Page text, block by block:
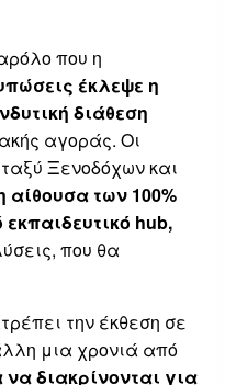
που η
έκλεψε η
διάθεση
αγοράς. Οι
Ξενοδόχων και
αίθουσα των 100%
hub,
που θα
την έκθεση σε
μια χρονιά από
διακρίνονται για